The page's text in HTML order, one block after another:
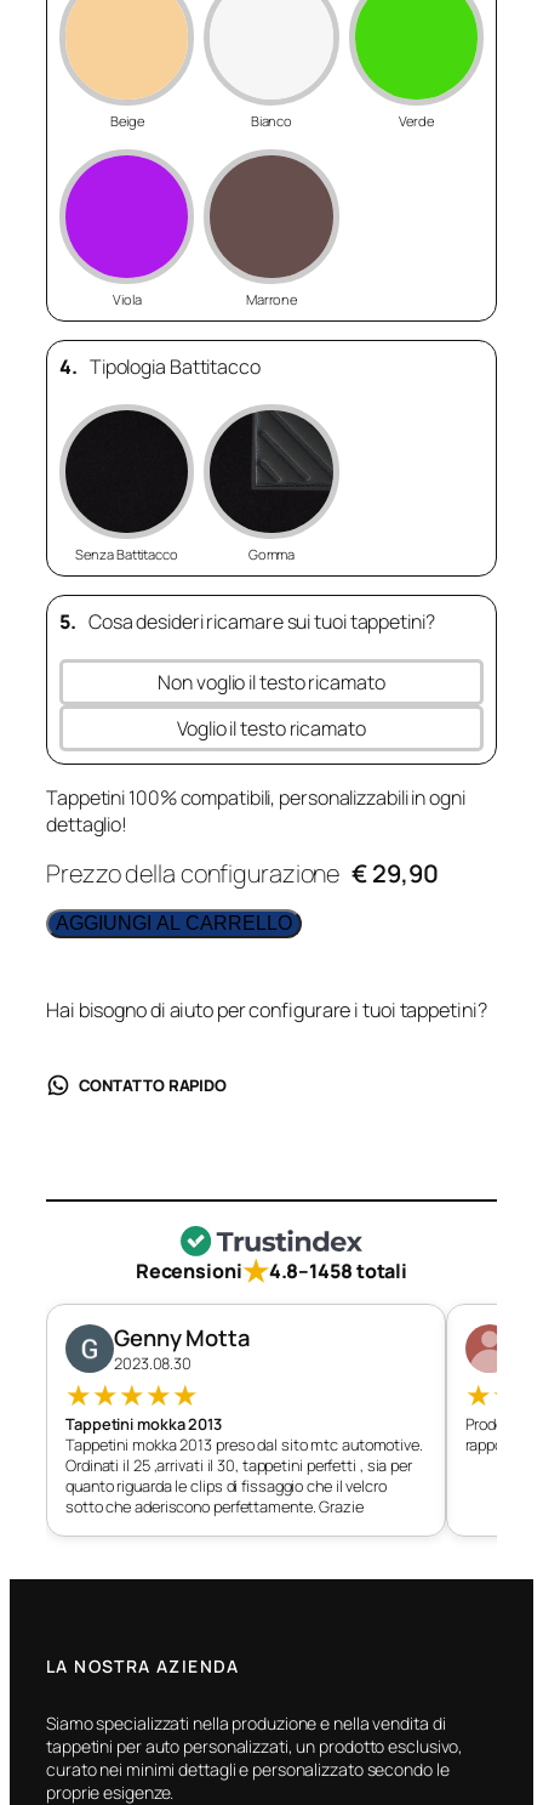
Beige Bianco Verde
Viola Marrone
4. Tipologia Battitacco
Senza Battitacco Gomma
5. Cosa desideri ricamare sui tuoi tappetini?
Non voglio il testo ricamato
Voglio il testo ricamato
Tappetini 100% compatibili, personalizzabili in ogni
dettaglio!
Prezzo della configurazione € 29,90
AGGIUNGI AL CARRELLO
Hai bisogno di aiuto per configurare i tuoi tappetini?
CONTATTO RAPIDO
Recensioni★4.8–1458 totali
Genny Motta
2023.08.30
★★★★★
Tappetini mokka 2013
Tappetini mokka 2013 preso dal sito mtc automotive.
Ordinati il 25 ,arrivati il 30, tappetini perfetti , sia per
quanto riguarda le clips di fissaggio che il velcro
sotto che aderiscono perfettamente. Grazie
★★
Prodotto
rapporto
LA NOSTRA AZIENDA
Siamo specializzati nella produzione e nella vendita di
tappetini per auto personalizzati, un prodotto esclusivo,
curato nei minimi dettagli e personalizzato secondo le
proprie esigenze.